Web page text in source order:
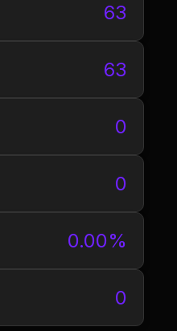
63
63
0
0
0.00%
0